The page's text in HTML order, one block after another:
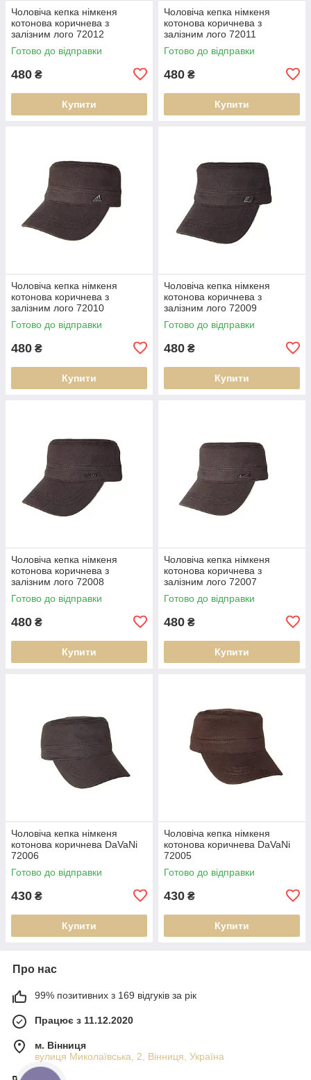
Чоловіча кепка німкеня
котонова коричнева з
залізним лого 72012
Готово до відправки
480 ₴
Купити
Чоловіча кепка німкеня
котонова коричнева з
залізним лого 72011
Готово до відправки
480 ₴
Купити
Чоловіча кепка німкеня
котонова коричнева з
залізним лого 72010
Готово до відправки
480 ₴
Купити
Чоловіча кепка німкеня
котонова коричнева з
залізним лого 72009
Готово до відправки
480 ₴
Купити
Чоловіча кепка німкеня
котонова коричнева з
залізним лого 72008
Готово до відправки
480 ₴
Купити
Чоловіча кепка німкеня
котонова коричнева з
залізним лого 72007
Готово до відправки
480 ₴
Купити
Чоловіча кепка німкеня
котонова коричнева DaVaNi
72006
Готово до відправки
430 ₴
Купити
Чоловіча кепка німкеня
котонова коричнева DaVaNi
72005
Готово до відправки
430 ₴
Купити
Про нас
99% позитивних з 169 відгуків за рік
Працює з 11.12.2020
м. Вінниця
вулиця Миколаївська, 2, Вінниця, Україна